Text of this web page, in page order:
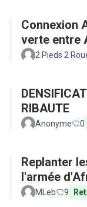
Connexion
verte entre
2 Pieds 2
RIBAUTE
Anonyme 0
Replanter
l'armée
MLeb 9